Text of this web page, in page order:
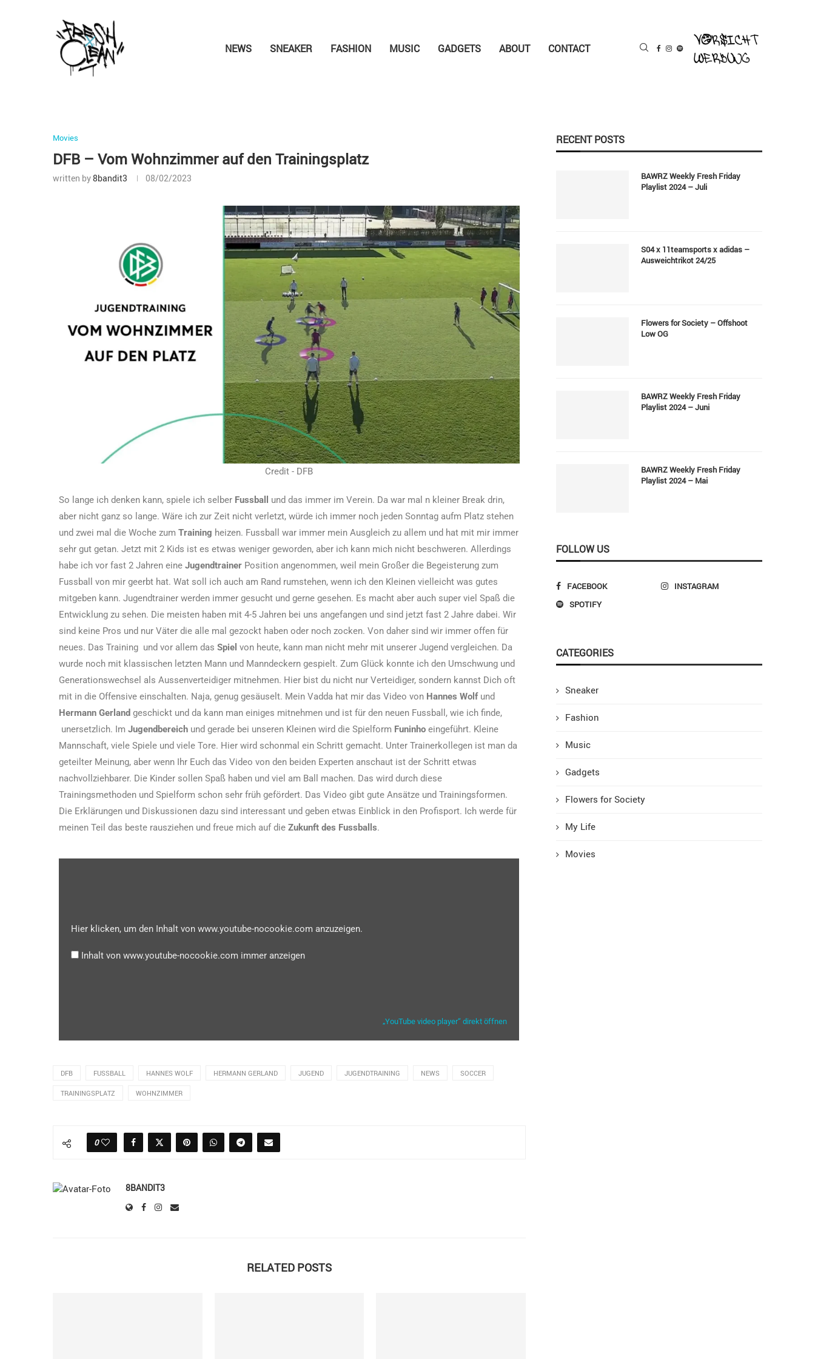
NEWS SNEAKER FASHION MUSIC GADGETS ABOUT CONTACT
Movies
DFB – Vom Wohnzimmer auf den Trainingsplatz
written by8bandit3 08/02/2023
Credit - DFB
So lange ich denken kann, spiele ich selber Fussball
und das immer im Verein. Da war mal n kleiner Break drin,
aber nicht ganz so lange. Wäre ich zur Zeit nicht verletzt, würde ich immer noch jeden Sonntag aufm Platz stehen
und zwei mal die Woche zum Training heizen. Fussball war immer mein Ausgleich zu allem und hat mit mir immer
sehr gut getan. Jetzt mit 2 Kids ist es etwas weniger geworden, aber ich kann mich nicht beschweren. Allerdings
habe ich vor fast 2 Jahren eine Jugendtrainer Position angenommen, weil mein Großer die Begeisterung zum
Fussball von mir geerbt hat. Wat soll ich auch am Rand rumstehen, wenn ich den Kleinen vielleicht was gutes
mitgeben kann. Jugendtrainer werden immer gesucht und gerne gesehen. Es macht aber auch super viel Spaß die
Entwicklung zu sehen. Die meisten haben mit 4-5 Jahren bei uns angefangen und sind jetzt fast 2 Jahre dabei. Wir
sind keine Pros und nur Väter die alle mal gezockt haben oder noch zocken. Von daher sind wir immer offen für
neues. Das Training und vor allem das Spiel von heute, kann man nicht mehr mit unserer Jugend vergleichen. Da
wurde noch mit klassischen letzten Mann und Manndeckern gespielt. Zum Glück konnte ich den Umschwung und
Generationswechsel als Aussenverteidiger mitnehmen. Hier bist du nicht nur Verteidiger, sondern kannst Dich oft
mit in die Offensive einschalten. Naja, genug gesäuselt. Mein Vadda hat mir das Video von Hannes Wolfund
Hermann Gerland geschickt und da kann man einiges mitnehmen und ist für den neuen Fussball, wie ich finde,
unersetzlich. Im Jugendbereich und gerade bei unseren Kleinen wird die Spielform Funinho eingeführt. Kleine
Mannschaft, viele Spiele und viele Tore. Hier wird schonmal ein Schritt gemacht. Unter Trainerkollegen ist man da
geteilter Meinung, aber wenn Ihr Euch das Video von den beiden Experten anschaut ist der Schritt etwas
nachvollziehbarer. Die Kinder sollen Spaß haben und viel am Ball machen. Das wird durch diese
Trainingsmethoden und Spielform schon sehr früh gefördert. Das Video gibt gute Ansätze und Trainingsformen.
Die Erklärungen und Diskussionen dazu sind interessant und geben etwas Einblick in den Profisport. Ich werde für
meinen Teil das beste rausziehen und freue mich auf die Zukunft des Fussballs.
Hier klicken, um den Inhalt von www.youtube-nocookie.com anzuzeigen.
Inhalt von www.youtube-nocookie.com immer anzeigen
„YouTube video player“ direkt öffnen
DFB FUSSBALL HANNES WOLF HERMANN GERLAND JUGEND JUGENDTRAINING NEWS SOCCER
TRAININGSPLATZ WOHNZIMMER
0
8BANDIT3
RELATED POSTS
RECENT POSTS
BAWRZ Weekly Fresh Friday
Playlist 2024 – Juli
S04 x 11teamsports x adidas –
Ausweichtrikot 24/25
Flowers for Society – Offshoot
Low OG
BAWRZ Weekly Fresh Friday
Playlist 2024 – Juni
BAWRZ Weekly Fresh Friday
Playlist 2024 – Mai
FOLLOW US
FACEBOOK
INSTAGRAM
SPOTIFY
CATEGORIES
Sneaker
Fashion
Music
Gadgets
Flowers for Society
My Life
Movies